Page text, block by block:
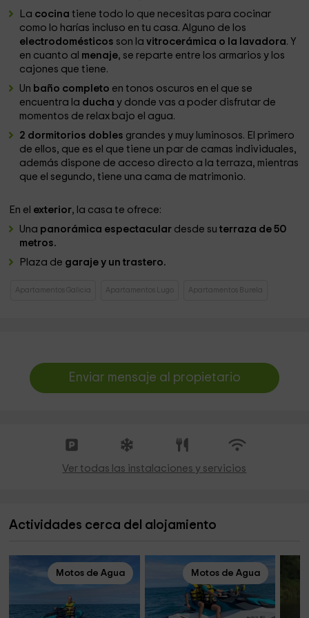
La cocinatiene todo lo que necesitas para cocinar
como lo harías incluso en tu casa. Alguno de los
electrodomésticos son lavitrocerámica o la lavadora. Y
en cuanto al menaje, se reparte entre los armarios y los
cajones que tiene.
Un baño completo en tonos oscuros en el que se
encuentra la duchay donde vas a poder disfrutar de
momentos de relax bajo el agua.
2 dormitorios dobles grandes y muy luminosos. El primero
de ellos, que es el que tiene un par de camas individuales,
además dispone de acceso directo a la terraza, mientras
que el segundo, tiene una cama de matrimonio.
En el exterior, la casa te ofrece:
Una panorámica espectacular desde su terraza de 50
metros.
Plaza de garaje y un trastero.
Apartamentos Galicia Apartamentos Lugo Apartamentos Burela
Enviar mensaje al propietario
Ver todas las instalaciones y servicios
Actividades cerca del alojamiento
Motos de Agua Motos de Agua